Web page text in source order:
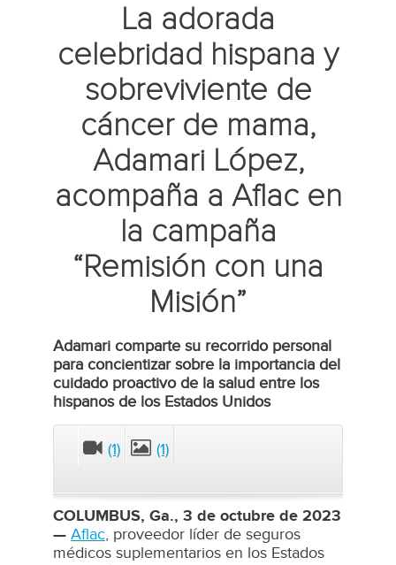
La adorada
celebridad hispana y
sobreviviente de
cáncer de mama,
Adamari López,
acompaña a Aflac en
la campaña
“Remisión con una
Misión”
Adamari comparte su recorrido personal
para concientizar sobre la importancia del
cuidado proactivo de la salud entre los
hispanos de los Estados Unidos
(1) (1)
COLUMBUS, Ga., 3 de octubre de 2023
— Aflac, proveedor líder de seguros
médicos suplementarios en los Estados